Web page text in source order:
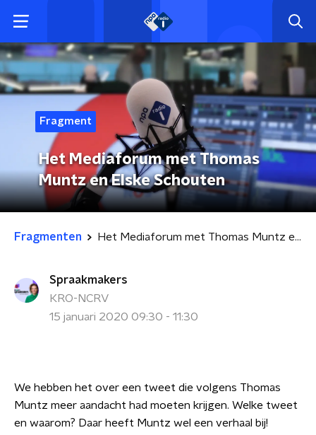
Fragment
Het Mediaforum met Thomas
Muntz en Elske Schouten
Fragmenten Het Mediaforum met Thomas Muntz en Elske Schouten
Spraakmakers
KRO-NCRV
15 januari 2020 09:30 - 11:30
We hebben het over een tweet die volgens Thomas
Muntz meer aandacht had moeten krijgen. Welke tweet
en waarom? Daar heeft Muntz wel een verhaal bij!